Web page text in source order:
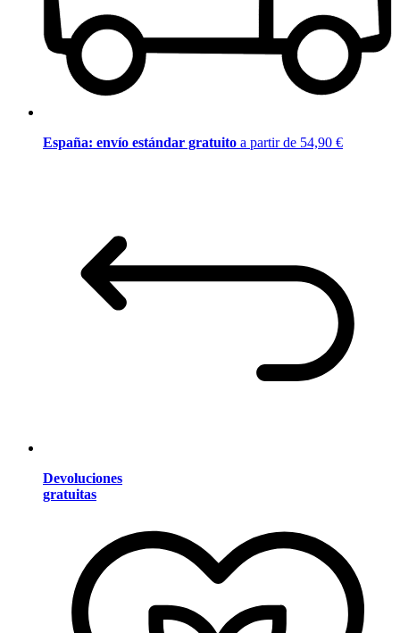
España: envío estándar gratuito a partir de 54,90 €
Devoluciones
gratuitas